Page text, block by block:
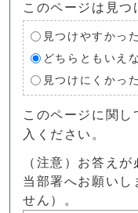
このページは見つ
見つけやすかった
どちらともいえ
見つけにくかった
このページに関
入ください。
（注意）お答え
当部署へお願いし
せん）。